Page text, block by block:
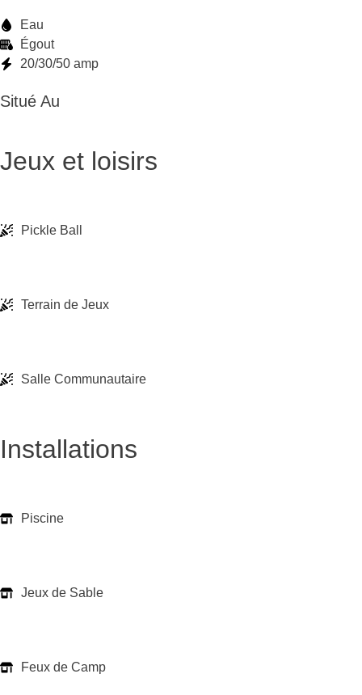
Eau
Égout
20/30/50 amp
Situé Au
Jeux et loisirs
Pickle Ball
Terrain de Jeux
Salle Communautaire
Installations
Piscine
Jeux de Sable
Feux de Camp